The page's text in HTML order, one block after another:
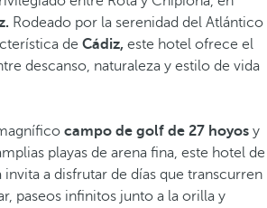
Rodeado por la serenidad del Atlántico
de Cádiz, este hotel ofrece el
descanso, naturaleza y estilo de vida
campo de golf de 27 hoyos y
playas de arena fina, este hotel de
a disfrutar de días que transcurren
paseos infinitos junto a la orilla y